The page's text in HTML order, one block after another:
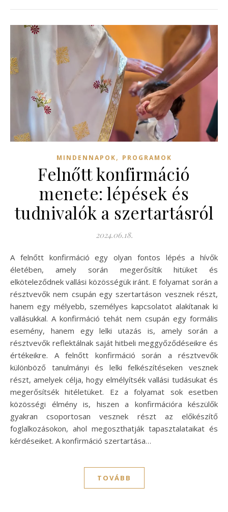
MINDENNAPOK, PROGRAMOK
Felnőtt konfirmáció
menete: lépések és
tudnivalók a szertartásról
2024.06.18.
A felnőtt konfirmáció egy olyan fontos lépés a hívők
életében, amely során megerősítik hitüket és
elköteleződnek vallási közösségük iránt. E folyamat során a
résztvevők nem csupán egy szertartáson vesznek részt,
hanem egy mélyebb, személyes kapcsolatot alakítanak ki
vallásukkal. A konfirmáció tehát nem csupán egy formális
esemény, hanem egy lelki utazás is, amely során a
résztvevők reflektálnak saját hitbeli meggyőződéseikre és
értékeikre. A felnőtt konfirmáció során a résztvevők
különböző tanulmányi és lelki felkészítéseken vesznek
részt, amelyek célja, hogy elmélyítsék vallási tudásukat és
megerősítsék hitéletüket. Ez a folyamat sok esetben
közösségi élmény is, hiszen a konfirmációra készülők
gyakran csoportosan vesznek részt az előkészítő
foglalkozásokon, ahol megoszthatják tapasztalataikat és
kérdéseiket. A konfirmáció szertartása…
TOVÁBB